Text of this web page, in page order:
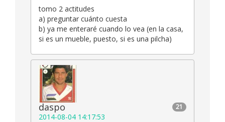
tomo 2 actitudes
a) preguntar cuánto cuesta
b) ya me enteraré cuando lo vea (en la casa,
si es un mueble, puesto, si es una pilcha)
21
daspo
2014-08-04 14:17:53